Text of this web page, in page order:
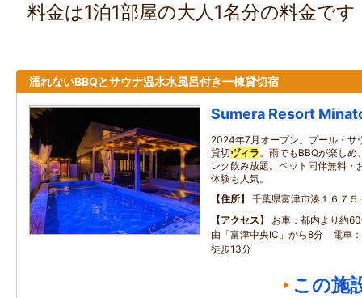
料金は1泊1部屋の大人1名分の料金で
濡れないBBQとサウナ温水水風呂付き一棟貸切宿
Sumera Resort
2024年7月オープン。プール・サ
貸切ヴィラ。雨でもBBQが楽しめ
ンク飲み放題。ペット同伴無料・
体験も人気。
住所
千葉県富津市湊１６７５
アクセス
お車：都内より約
由「富津中央IC」から8分 電車
徒歩13分
この施